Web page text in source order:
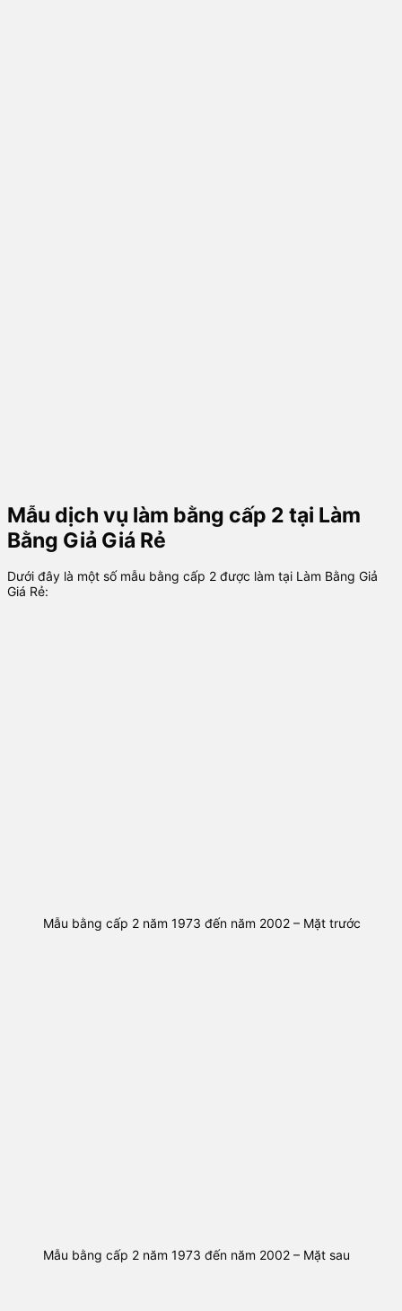
Mẫu dịch vụ làm bằng cấp 2 tại Làm
Bằng Giả Giá Rẻ
Dưới đây là một số mẫu bằng cấp 2 được làm tại Làm Bằng Giả
Giá Rẻ:
Mẫu bằng cấp 2 năm 1973 đến năm 2002 – Mặt trước
Mẫu bằng cấp 2 năm 1973 đến năm 2002 – Mặt sau